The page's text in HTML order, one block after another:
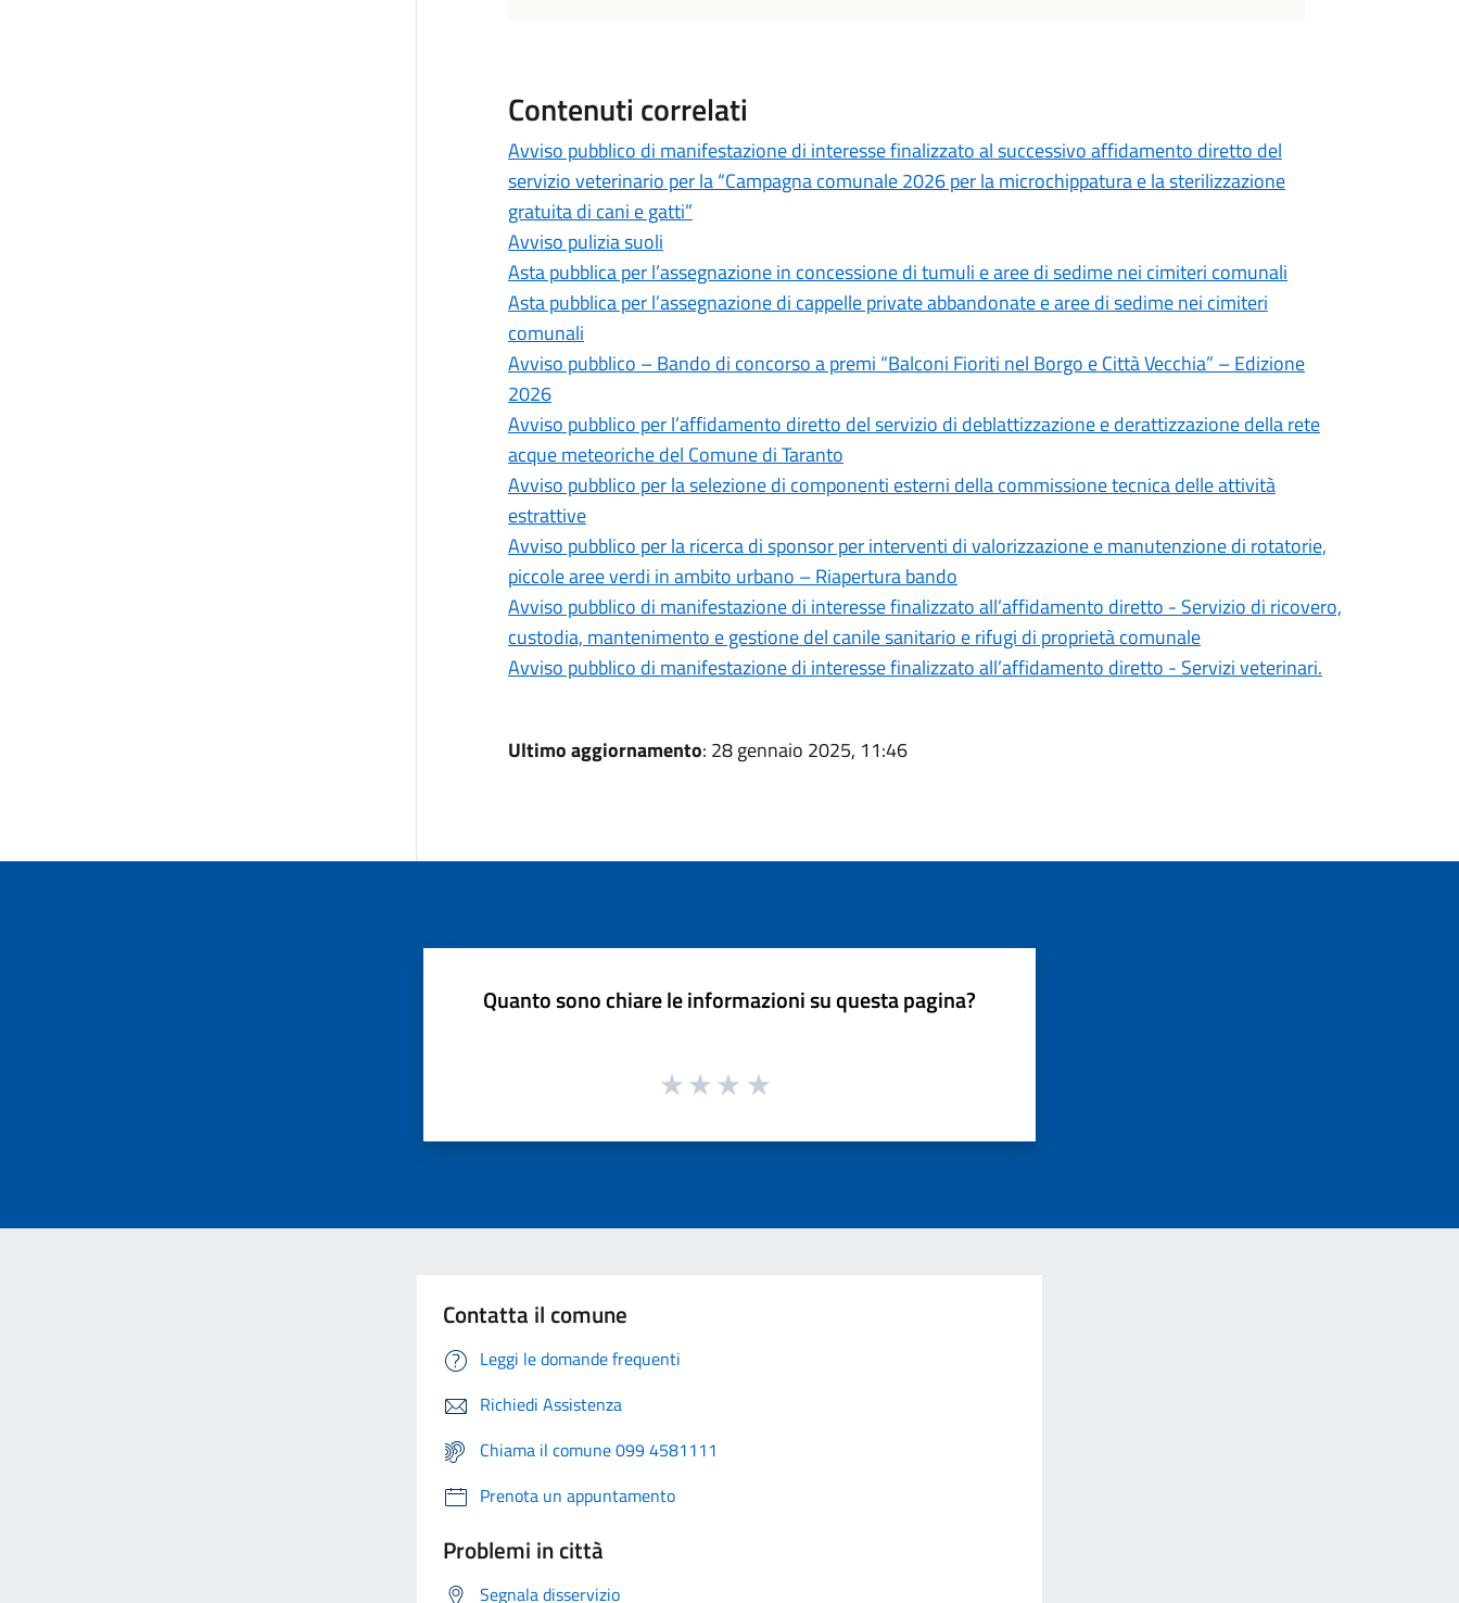
Contenuti correlati
Avviso pubblico di manifestazione di interesse finalizzato al successivo affidamento diretto del
servizio veterinario per la “Campagna comunale 2026 per la microchippatura e la sterilizzazione
gratuita di cani e gatti”
Avviso pulizia suoli
Asta pubblica per l’assegnazione in concessione di tumuli e aree di sedime nei cimiteri comunali
Asta pubblica per l’assegnazione di cappelle private abbandonate e aree di sedime nei cimiteri
comunali
Avviso pubblico – Bando di concorso a premi “Balconi Fioriti nel Borgo e Città Vecchia” – Edizione
2026
Avviso pubblico per l’affidamento diretto del servizio di deblattizzazione e derattizzazione della rete
acque meteoriche del Comune di Taranto
Avviso pubblico per la selezione di componenti esterni della commissione tecnica delle attività
estrattive
Avviso pubblico per la ricerca di sponsor per interventi di valorizzazione e manutenzione di rotatorie,
piccole aree verdi in ambito urbano – Riapertura bando
Avviso pubblico di manifestazione di interesse finalizzato all’affidamento diretto - Servizio di ricovero,
custodia, mantenimento e gestione del canile sanitario e rifugi di proprietà comunale
Avviso pubblico di manifestazione di interesse finalizzato all’affidamento diretto - Servizi veterinari.
Ultimo aggiornamento: 28 gennaio 2025, 11:46
Quanto sono chiare le informazioni su questa pagina?
Contatta il comune
Leggi le domande frequenti
Richiedi Assistenza
Chiama il comune 099 4581111
Prenota un appuntamento
Problemi in città
Segnala disservizio